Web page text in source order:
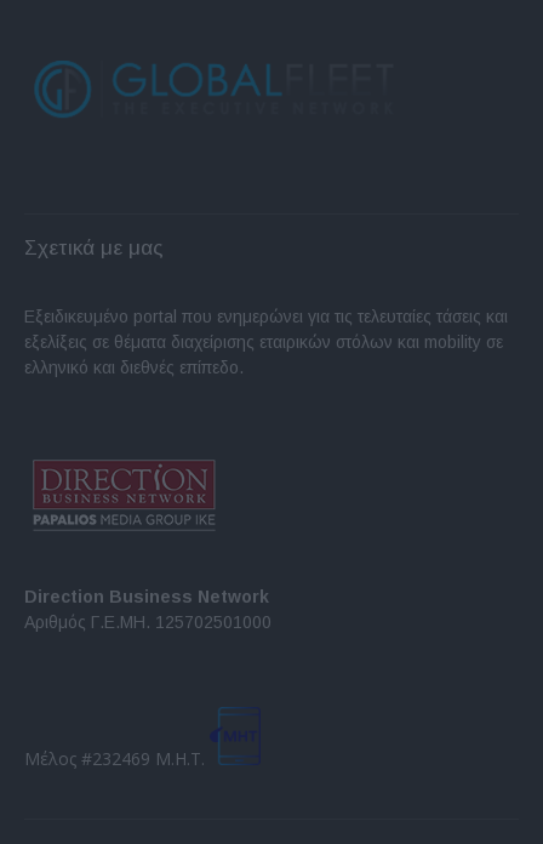
Σχετικά με μας
Εξειδικευμένο portal που ενημερώνει για τις τελευταίες τάσεις και
εξελίξεις σε θέματα διαχείρισης εταιρικών στόλων και mobility σε
ελληνικό και διεθνές επίπεδο.
Direction Business Network
Αριθμός Γ.Ε.ΜΗ. 125702501000
Μέλος #232469 Μ.Η.Τ.